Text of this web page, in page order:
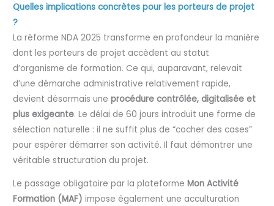
Quelles implications concrètes pour les porteurs de projet
?
La réforme NDA 2025 transforme en profondeur la manière
dont les porteurs de projet accèdent au statut
d’organisme de formation. Ce qui, auparavant, relevait
d’une démarche administrative relativement rapide,
devient désormais uneprocédure contrôlée, digitalisée et
plus exigeante. Le délai de 60 jours introduit une forme de
sélection naturelle : il ne suffit plus de “cocher des cases”
pour espérer démarrer son activité. Il faut démontrer une
véritable structuration du projet.
Le passage obligatoire par la plateformeMon Activité
Formation (MAF) impose également une acculturation